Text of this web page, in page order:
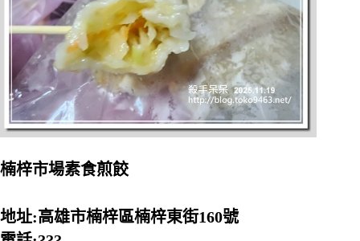
楠梓市場素食煎餃
地址:高雄市楠梓區楠梓東街160號